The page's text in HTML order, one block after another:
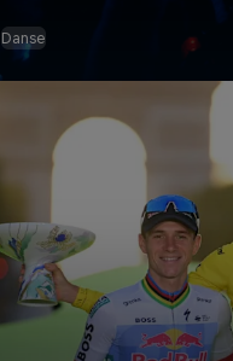
Danse